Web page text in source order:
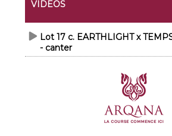
VIDEOS
Lot 17 c. EARTHLIGHT x
- canter